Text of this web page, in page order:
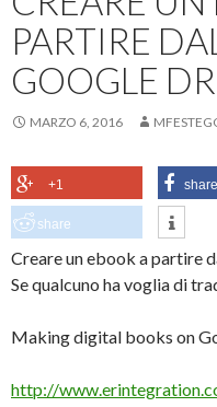
PARTIRE
GOOGLE
MARZO 6, 2016
+1 share
share
Creare un ebook a partire
Se qualcuno ha voglia di
Making digital books on
http://